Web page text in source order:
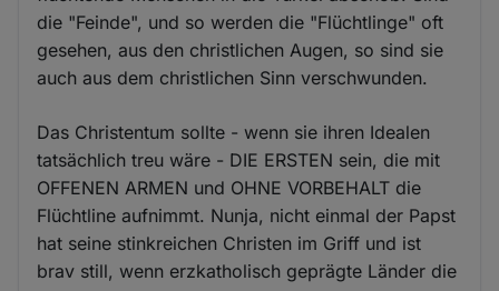
die "Feinde", und so werden die "Flüchtlinge" oft
gesehen, aus den christlichen Augen, so sind sie
auch aus dem christlichen Sinn verschwunden.
Das Christentum sollte - wenn sie ihren Idealen
tatsächlich treu wäre - DIE ERSTEN sein, die mit
OFFENEN ARMEN und OHNE VORBEHALT die
Flüchtline aufnimmt. Nunja, nicht einmal der Papst
hat seine stinkreichen Christen im Griff und ist
brav still, wenn erzkatholisch geprägte Länder die